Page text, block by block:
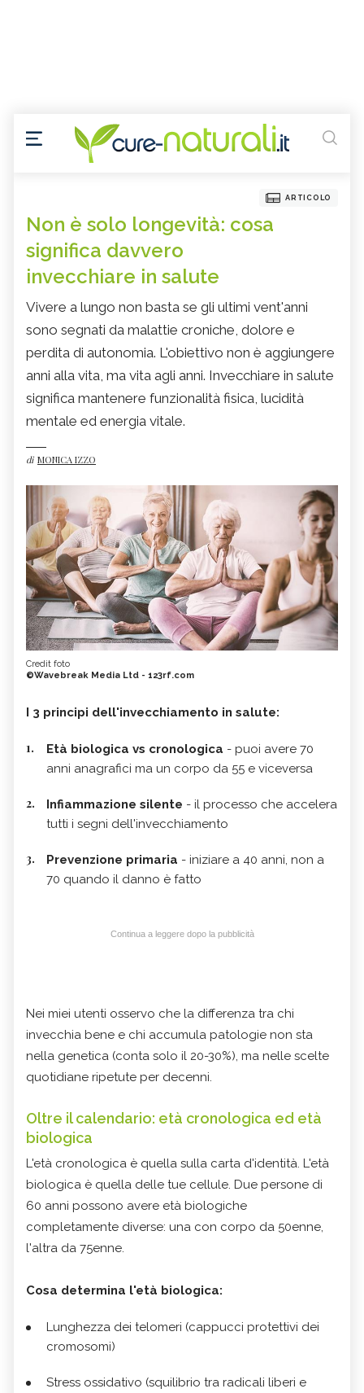
ARTICOLO
Non è solo longevità: cosa
significa davvero
invecchiare in salute
Vivere a lungo non basta se gli ultimi vent'anni
sono segnati da malattie croniche, dolore e
perdita di autonomia. L'obiettivo non è aggiungere
anni alla vita, ma vita agli anni. Invecchiare in salute
significa mantenere funzionalità fisica, lucidità
mentale ed energia vitale.
di MONICA IZZO
Credit foto
©Wavebreak Media Ltd - 123rf.com
I 3 principi dell'invecchiamento in salute:
Età biologica vs cronologica - puoi avere 70
anni anagrafici ma un corpo da 55 e viceversa
Infiammazione silente - il processo che accelera
tutti i segni dell'invecchiamento
Prevenzione primaria - iniziare a 40 anni, non a
70 quando il danno è fatto
Continua a leggere dopo la pubblicità
Nei miei utenti osservo che la differenza tra chi
invecchia bene e chi accumula patologie non sta
nella genetica (conta solo il 20-30%), ma nelle scelte
quotidiane ripetute per decenni.
Oltre il calendario: età cronologica ed età
biologica
L'età cronologica è quella sulla carta d'identità. L'età
biologica è quella delle tue cellule. Due persone di
60 anni possono avere età biologiche
completamente diverse: una con corpo da 50enne,
l'altra da 75enne.
Cosa determina l'età biologica:
Lunghezza dei telomeri (cappucci protettivi dei
cromosomi)
Stress ossidativo (squilibrio tra radicali liberi e